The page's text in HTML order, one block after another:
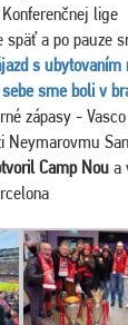
lige
späť a po pauze
s ubytovaním
sme boli v
zápasy -
Neymarovmu
Camp Nou a